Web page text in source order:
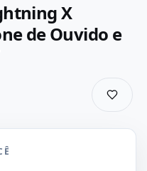
X
de Ouvido e